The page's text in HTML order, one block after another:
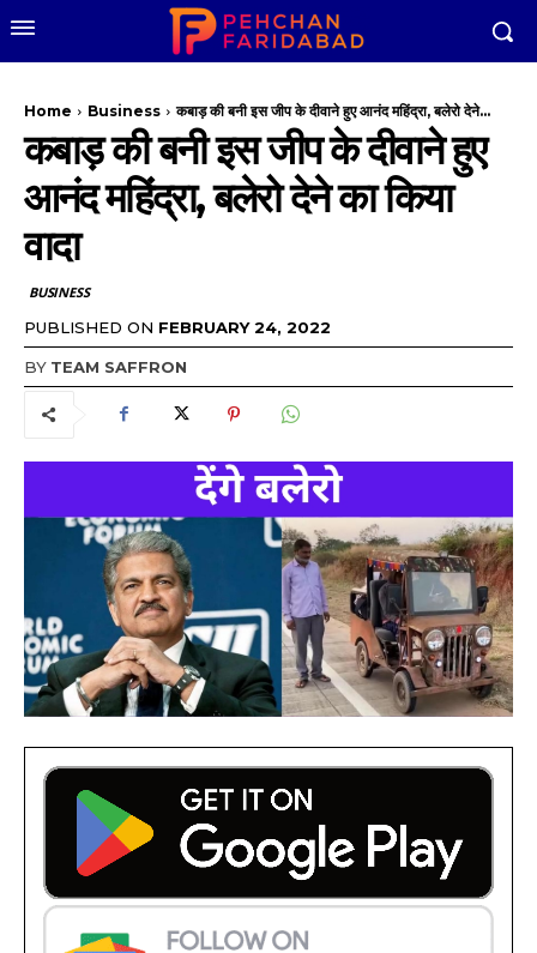
Home Business कबाड़ की बनी इस जीप के दीवाने हुए आनंद महिंद्रा, बलेरो देने...
कबाड़ की बनी इस जीप के दीवाने हुए
आनंद महिंद्रा, बलेरो देने का किया
वादा
BUSINESS
PUBLISHED ON FEBRUARY 24, 2022
BY TEAM SAFFRON